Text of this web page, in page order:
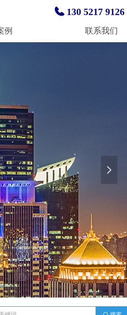
넲
例 联系我们
130 5217 9126